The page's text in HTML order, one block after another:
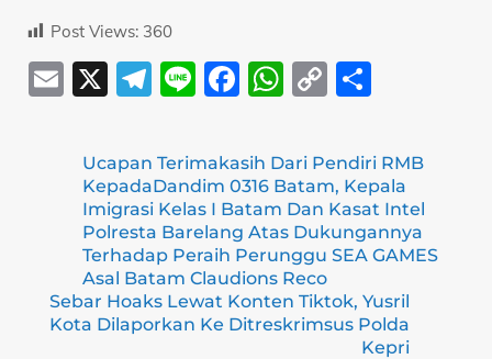
Post Views: 360
E
ai
X
T
e
gr
a
m
Li
e
F
c
e
b
o
o
k
W
at
s
A
p
p
C
p
y
Li
n
k
ar
e
Ucapan Terimakasih Dari Pendiri RMB
KepadaDandim 0316 Batam, Kepala
Imigrasi Kelas I Batam Dan Kasat Intel
Polresta Barelang Atas Dukungannya
Terhadap Peraih Perunggu SEA GAMES
Asal Batam Claudions Reco
Sebar Hoaks Lewat Konten Tiktok, Yusril
Kota Dilaporkan Ke Ditreskrimsus Polda
Kepri